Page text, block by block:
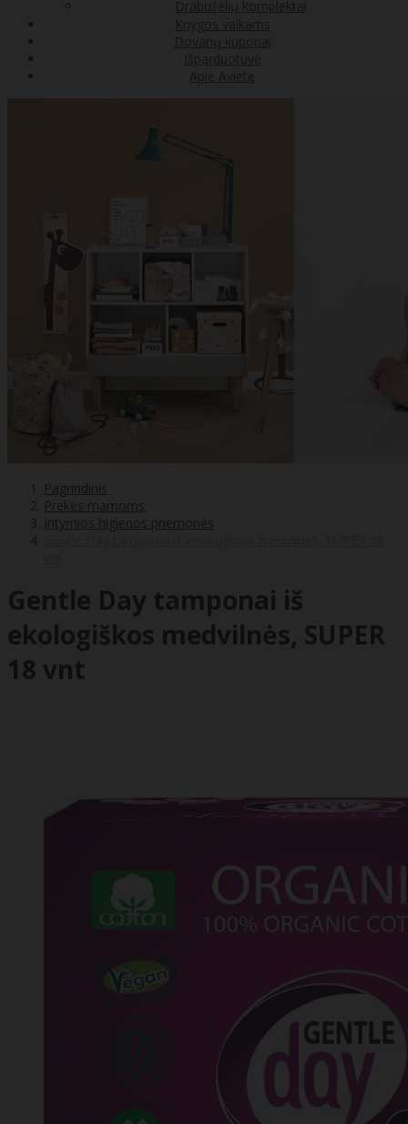
Drabužėlių komplektai
Knygos vaikams
Dovanų kuponai
Išparduotuvė
Apie Avietę
Pagrindinis
Prekės mamoms
Intymios higienos priemonės
Gentle Day tamponai iš
ekologiškos medvilnės, SUPER
18 vnt